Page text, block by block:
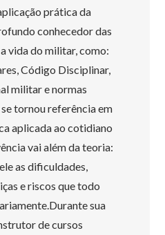
prática da
conhecedor das
vida do militar, como:
Código Disciplinar,
militar e normas
tornou referência em
aplicada ao cotidiano
vai além da teoria:
as dificuldades,
e riscos que todo
sua
de cursos